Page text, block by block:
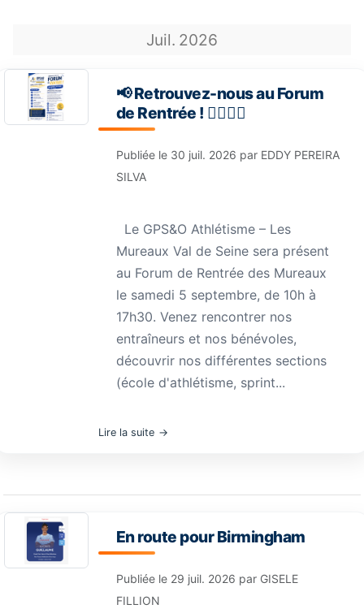
Juil. 2026
📢 Retrouvez-nous au Forum
de Rentrée ! 🏃‍♀️🏃‍♂️
Publiée le 30 juil. 2026 par EDDY PEREIRA
SILVA
Le GPS&O Athlétisme – Les
Mureaux Val de Seine sera présent
au Forum de Rentrée des Mureaux
le samedi 5 septembre, de 10h à
17h30. Venez rencontrer nos
entraîneurs et nos bénévoles,
découvrir nos différentes sections
(école d'athlétisme, sprint...
Lire la suite
En route pour Birmingham
Publiée le 29 juil. 2026 par GISELE
FILLION